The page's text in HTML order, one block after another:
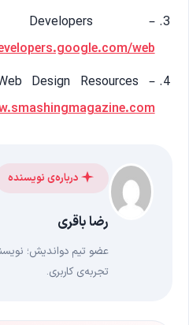
–
web
Design Resources –
درباره‌ی نویسنده
رضا باقری
عضو تیم دواندیش؛
تجربه‌ی کاربری.